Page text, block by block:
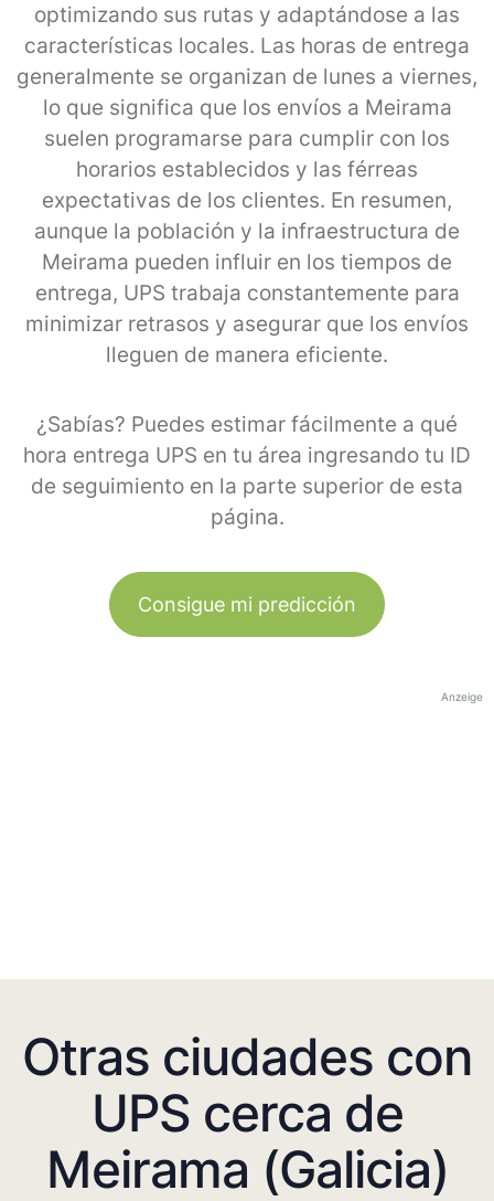
optimizando sus rutas y adaptándose a las
características locales. Las horas de entrega
generalmente se organizan de lunes a viernes,
lo que significa que los envíos a Meirama
suelen programarse para cumplir con los
horarios establecidos y las férreas
expectativas de los clientes. En resumen,
aunque la población y la infraestructura de
Meirama pueden influir en los tiempos de
entrega, UPS trabaja constantemente para
minimizar retrasos y asegurar que los envíos
lleguen de manera eficiente.
¿Sabías? Puedes estimar fácilmente a qué
hora entrega UPS en tu área ingresando tu ID
de seguimiento en la parte superior de esta
página.
Consigue mi predicción
Anzeige
Otras ciudades con
UPS cerca de
Meirama (Galicia)